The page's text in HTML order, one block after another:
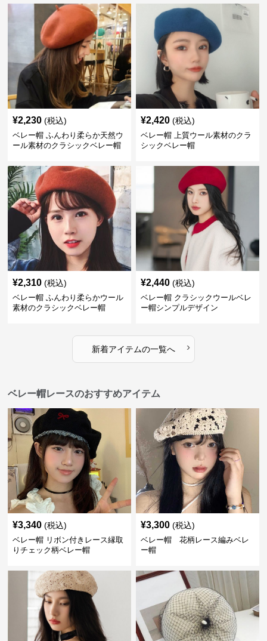
¥2,230 (税込)
ベレー帽 ふんわり柔らか天然ウ
ール素材のクラシックベレー帽
¥2,420 (税込)
ベレー帽 上質ウール素材のクラ
シックベレー帽
¥2,310 (税込)
ベレー帽 ふんわり柔らかウール
素材のクラシックベレー帽
¥2,440 (税込)
ベレー帽 クラシックウールベレ
ー帽シンプルデザイン
新着アイテムの一覧へ ›
ベレー帽レースのおすすめアイテム
¥3,340 (税込)
ベレー帽 リボン付きレース縁取
りチェック柄ベレー帽
¥3,300 (税込)
ベレー帽 花柄レース編みベレ
ー帽